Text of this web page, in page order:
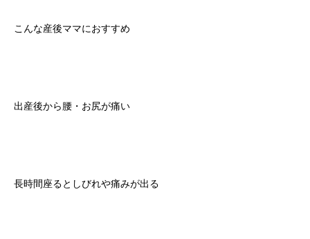
こんな産後ママにおすすめ
出産後から腰・お尻が痛い
長時間座るとしびれや痛みが出る